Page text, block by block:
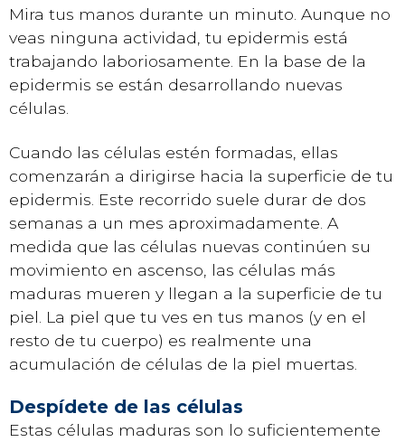
Mira tus manos durante un minuto. Aunque no
veas ninguna actividad, tu epidermis está
trabajando laboriosamente. En la base de la
epidermis se están desarrollando nuevas
células.
Cuando las células estén formadas, ellas
comenzarán a dirigirse hacia la superficie de tu
epidermis. Este recorrido suele durar de dos
semanas a un mes aproximadamente. A
medida que las células nuevas continúen su
movimiento en ascenso, las células más
maduras mueren y llegan a la superficie de tu
piel. La piel que tu ves en tus manos (y en el
resto de tu cuerpo) es realmente una
acumulación de células de la piel muertas.
Despídete de las células
Estas células maduras son lo suficientemente